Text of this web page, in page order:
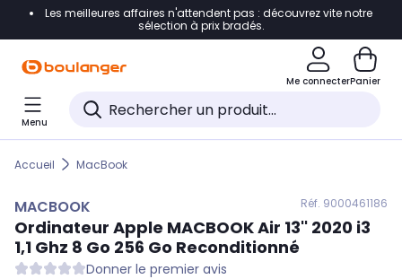
Accéder directement à la navigation
Accéder directement au pied de page
Accéder directement au chatbot
Les meilleures affaires n'attendent pas : découvrez vite notre
sélection à prix bradés.
Me connecterPanier
Menu
Accueil MacBook
MACBOOK Réf. 9000461186
Ordinateur Apple MACBOOKAir 13'' 2020 i3
1,1 Ghz 8 Go 256 Go Reconditionné
Donner le premier avis